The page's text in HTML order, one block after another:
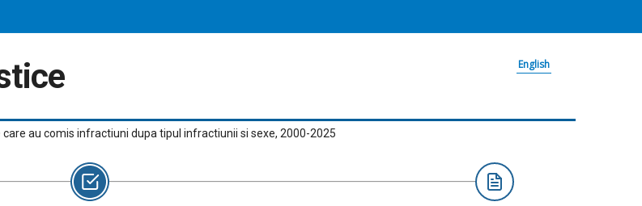
English
care au comis infractiuni dupa tipul infractiunii si sexe, 2000-2025